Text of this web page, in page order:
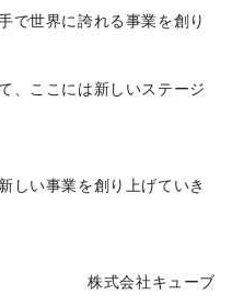
で世界に誇れる事業を創り
、ここには新しいステージ
しい事業を創り上げていき
株式会社キューブ